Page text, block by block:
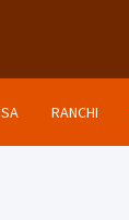
RANCHI